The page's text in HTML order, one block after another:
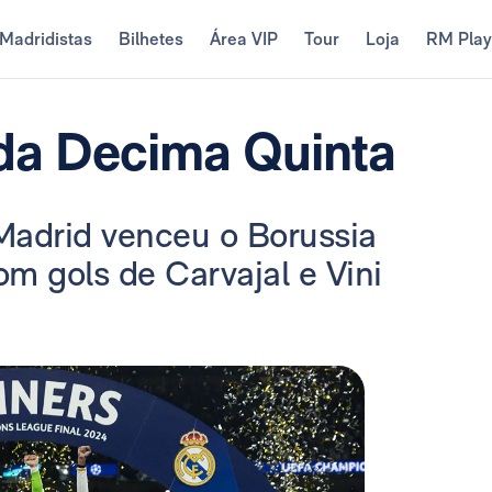
Madridistas Bilhetes Área VIP Tour Loja RM Play
Decima Quinta
venceu o Borussia
gols de Carvajal e Vini